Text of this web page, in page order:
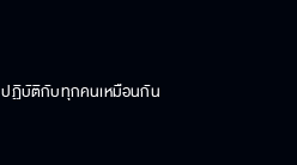
ปฏิบัติกับทุกคนเหมือนกัน